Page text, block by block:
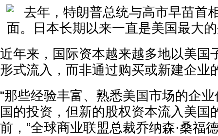
近年来，国际资本越来越多地以美国
形式流入，而非通过购买或新建企业
“那些经验丰富、熟悉美国市场的企
国的投资，但新的股权资本流入美国
前，”全球商业联盟总裁乔纳森·桑福